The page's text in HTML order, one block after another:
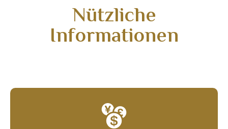
Nützliche
Informationen